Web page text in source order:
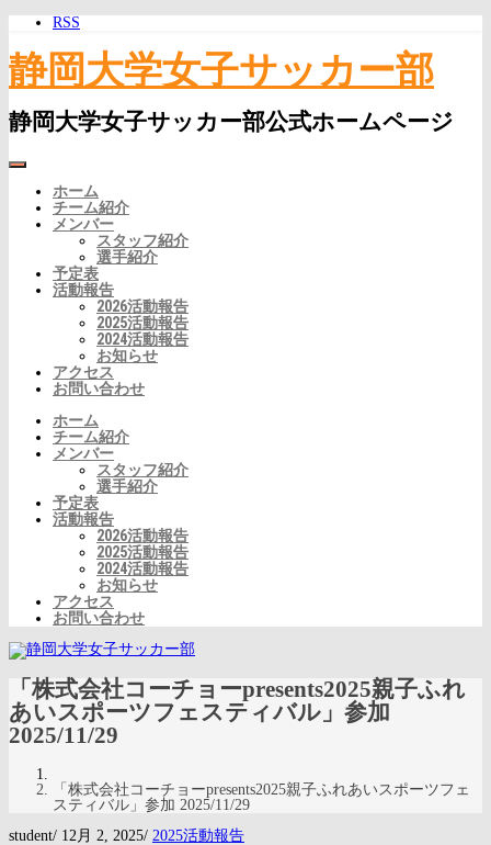
RSS
静岡大学女子サッカー部
静岡大学女子サッカー部公式ホームページ
ホーム
チーム紹介
メンバー
スタッフ紹介
選手紹介
予定表
活動報告
2026活動報告
2025活動報告
2024活動報告
お知らせ
アクセス
お問い合わせ
ホーム
チーム紹介
メンバー
スタッフ紹介
選手紹介
予定表
活動報告
2026活動報告
2025活動報告
2024活動報告
お知らせ
アクセス
お問い合わせ
「株式会社コーチョーpresents2025親子ふれ
あいスポーツフェスティバル」参加
2025/11/29
「株式会社コーチョーpresents2025親子ふれあいスポーツフェ
スティバル」参加 2025/11/29
student/ 12月 2, 2025/ 2025活動報告